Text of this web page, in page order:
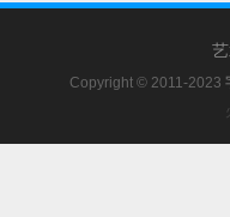
Copyright © 2011-2023